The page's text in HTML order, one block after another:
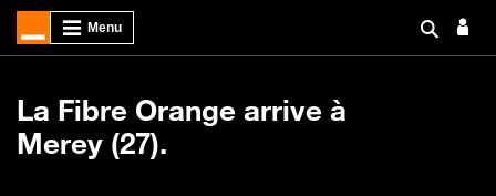
La Fibre Orange arrive à
Merey (27).